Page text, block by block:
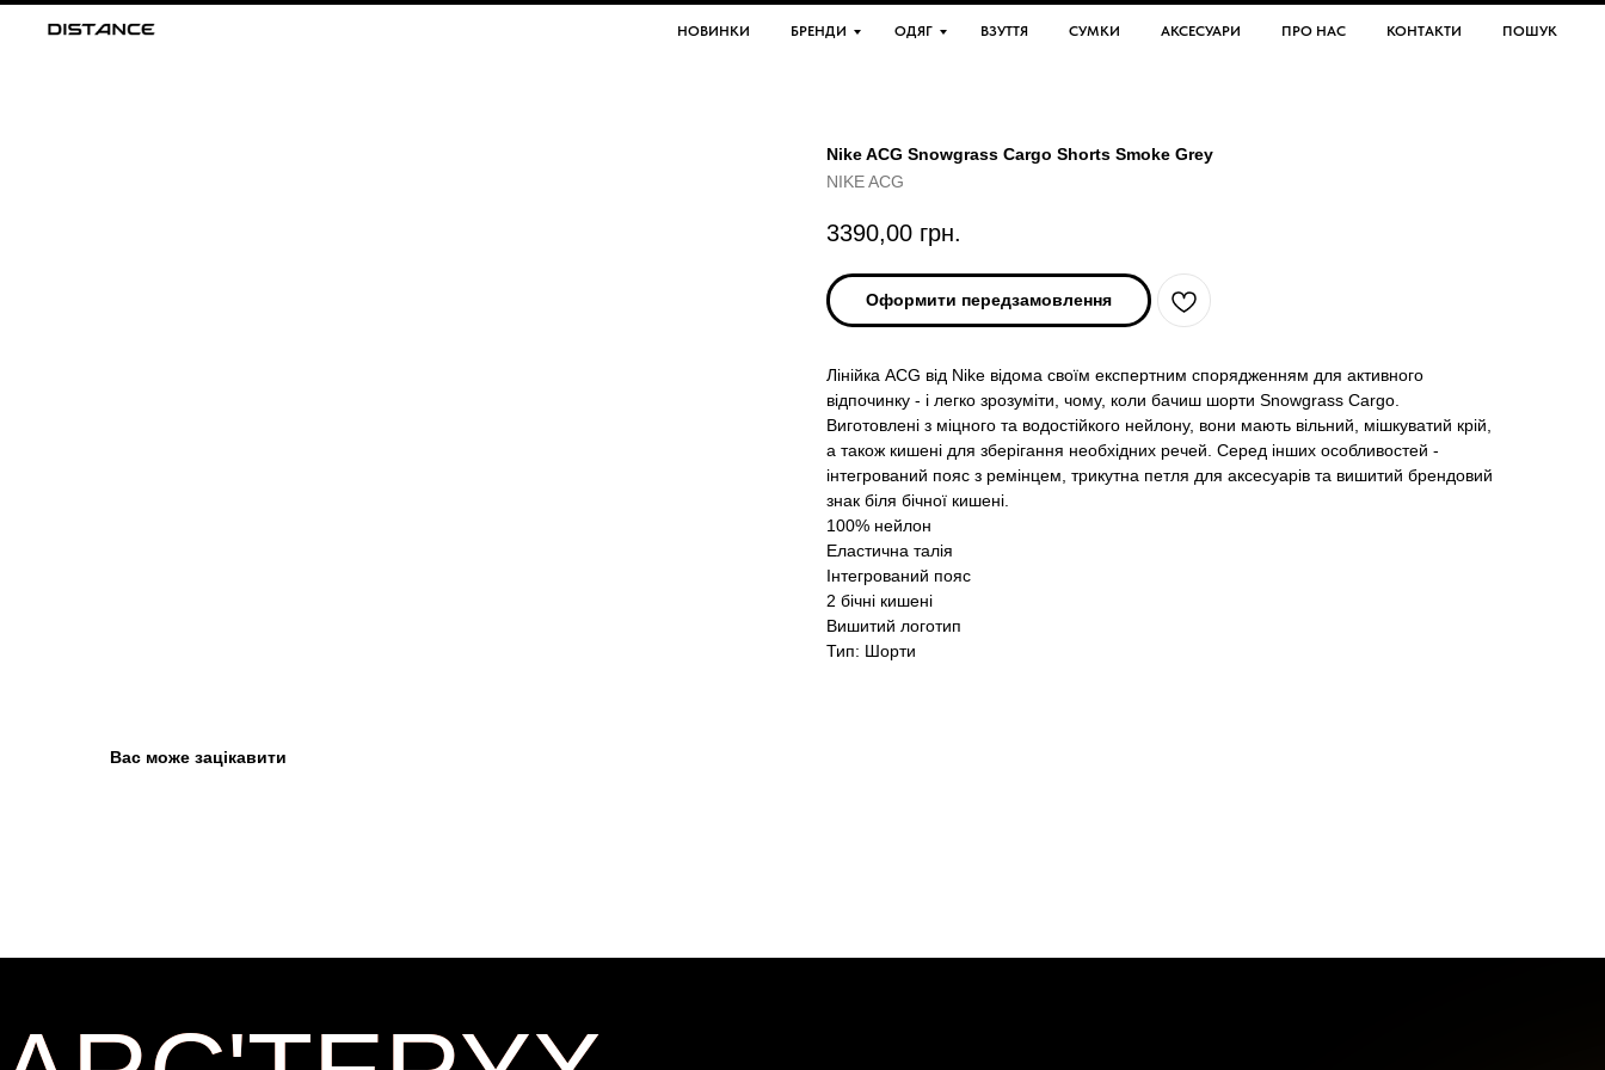
НОВИНКИ БРЕНДИ ОДЯГ ВЗУТТЯ СУМКИ АКСЕСУАРИ ПРО НАС КОНТАКТИ ПОШУК
Nike ACG Snowgrass Cargo Shorts Smoke Grey
NIKE ACG
3390,00 грн.
Оформити передзамовлення
Лінійка ACG від Nike відома своїм експертним спорядженням для активного
відпочинку - і легко зрозуміти, чому, коли бачиш шорти Snowgrass Cargo.
Виготовлені з міцного та водостійкого нейлону, вони мають вільний, мішкуватий крій,
а також кишені для зберігання необхідних речей. Серед інших особливостей -
інтегрований пояс з ремінцем, трикутна петля для аксесуарів та вишитий брендовий
знак біля бічної кишені.
100% нейлон
Еластична талія
Інтегрований пояс
2 бічні кишені
Вишитий логотип
Тип: Шорти
Вас може зацікавити
ARC'TERYX
ARC'TERYX